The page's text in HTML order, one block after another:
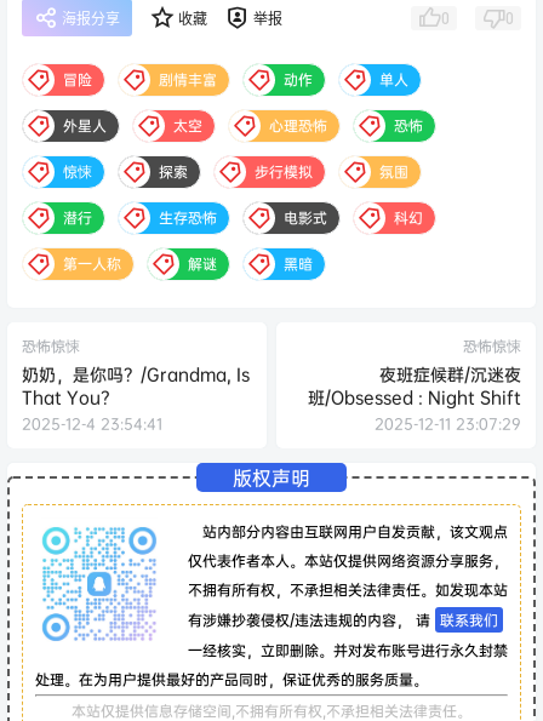
海报分享 收藏 举报 0 0
冒险 剧情丰富 动作 单人
外星人 太空 心理恐怖 恐怖
惊悚 探索 步行模拟 氛围
潜行 生存恐怖 电影式 科幻
第一人称 解谜 黑暗
恐怖惊悚
奶奶，是你吗？/Grandma, Is
That You?
2025-12-4 23:54:41
恐怖惊悚
夜班症候群/沉迷夜
班/Obsessed : Night Shift
2025-12-11 23:07:29
版权声明
站内部分内容由互联网用户自发贡献，该文观点
仅代表作者本人。本站仅提供网络资源分享服务，
不拥有所有权，不承担相关法律责任。如发现本站
有涉嫌抄袭侵权/违法违规的内容， 请 联系我们
一经核实，立即删除。并对发布账号进行永久封禁
处理。在为用户提供最好的产品同时，保证优秀的服务质量。
本站仅提供信息存储空间,不拥有所有权,不承担相关法律责任。